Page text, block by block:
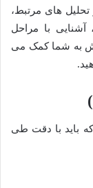
های مرتبط،
آشنایی با مراحل
به شما کمک می
باید با دقت طی